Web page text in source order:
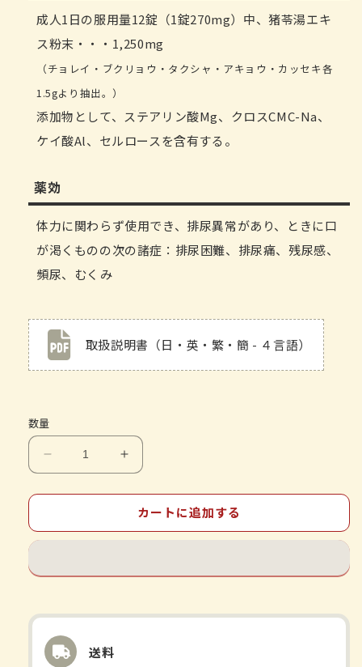
成人1日の服用量12錠（1錠270mg）中、猪苓湯エキ
ス粉末・・・1,250mg
（チョレイ・ブクリョウ・タクシャ・アキョウ・カッセキ各
1.5gより抽出。）
添加物として、ステアリン酸Mg、クロスCMC-Na、
ケイ酸Al、セルロースを含有する。
薬効
体力に関わらず使用でき、排尿異常があり、ときに口
が渇くものの次の諸症：排尿困難、排尿痛、残尿感、
頻尿、むくみ
取扱説明書（日・英・繁・簡 - ４言語）
数量
方-
苓
湯-
エ
ク
方-
苓
カートに追加する
送料